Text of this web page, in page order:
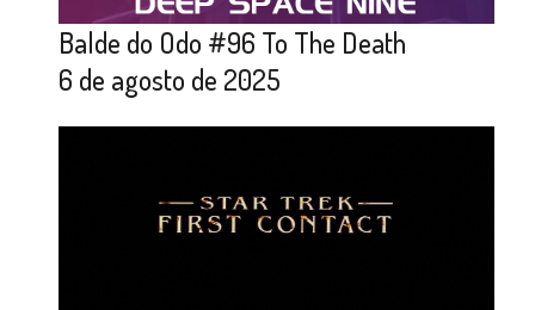
Balde do Odo #96 To The Death
6 de agosto de 2025